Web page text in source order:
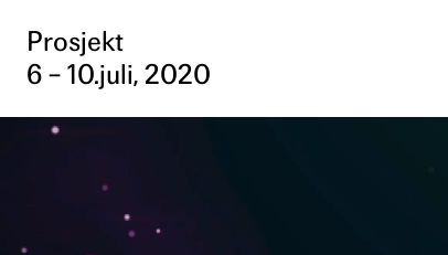
Prosjekt
6 – 10.juli, 2020